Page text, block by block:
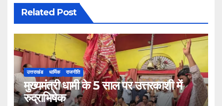
Related Post
उत्तराखंड धार्मिक राजनीति
मुख्यमंत्री धामी के 5 साल पर उत्तरकाशी में
रुद्राभिषेक